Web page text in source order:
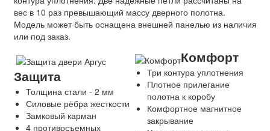
вес в 10 раз превышающий массу дверного полотна.
Модель может быть оснащена внешней панелью из наличия
или под заказ.
Защита
Толщина стали - 2 мм
Силовые рёбра жесткости
Замковый карман
4 противосъемных
Комфорт
Три контура уплотнения
Плотное прилегание
полотна к коробу
Комфортное магнитное
закрывание